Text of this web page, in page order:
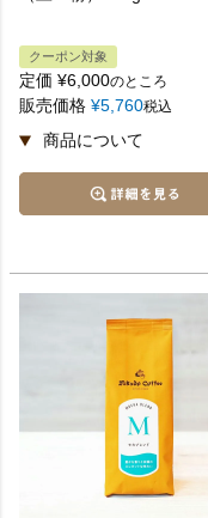
クーポン対象
定価 ¥6,000のところ
販売価格 ¥5,760税込